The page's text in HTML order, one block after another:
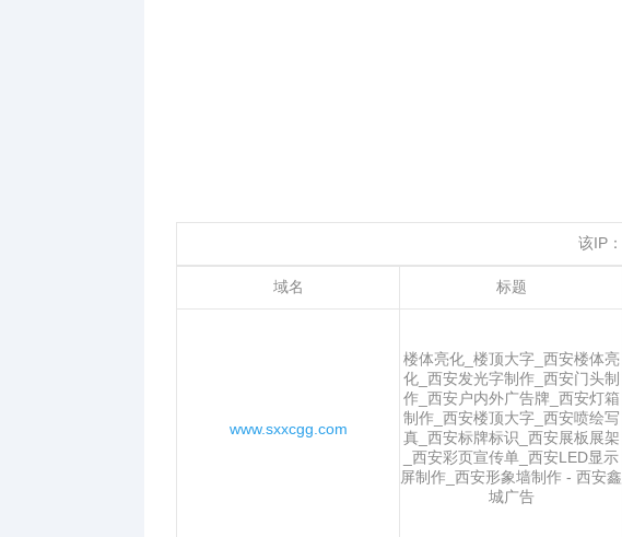
该IP：
域名 标题
www.sxxcgg.com
楼体亮化_楼顶大字_西安楼体亮
化_西安发光字制作_西安门头制
作_西安户内外广告牌_西安灯箱
制作_西安楼顶大字_西安喷绘写
真_西安标牌标识_西安展板展架
_西安彩页宣传单_西安LED显示
屏制作_西安形象墙制作 - 西安鑫
城广告